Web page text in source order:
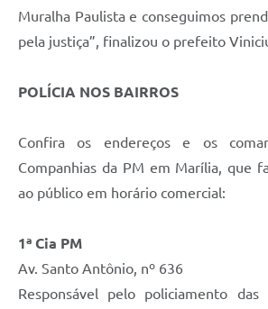
Muralha Paulista e conseguimos
pela justiça”, finalizou o prefeito
POLÍCIA NOS BAIRROS
Confira os endereços e os
Companhias da PM em Marília, que
ao público em horário comercial:
1ª Cia PM
Av. Santo Antônio, nº 636
Responsável pelo policiamento